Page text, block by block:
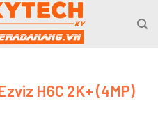
H6C 2K+ (4MP)